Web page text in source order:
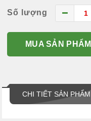
Số lượng
MUA SẢN PHẨM
CHI TIẾT SẢN PHẨM